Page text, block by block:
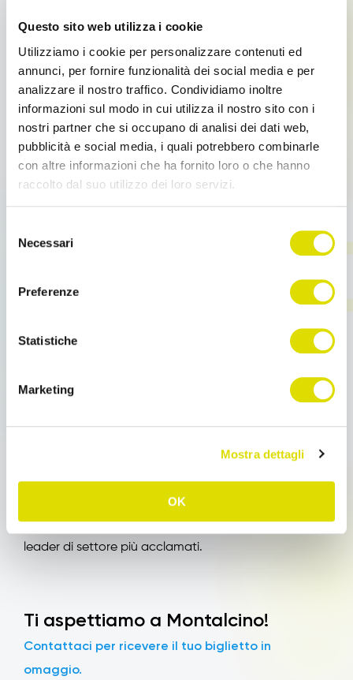
Questo sito web utilizza i cookie
Utilizziamo i cookie per personalizzare contenuti ed
annunci, per fornire funzionalità dei social media e per
analizzare il nostro traffico. Condividiamo inoltre
informazioni sul modo in cui utilizza il nostro sito con i
nostri partner che si occupano di analisi dei dati web,
pubblicità e social media, i quali potrebbero combinarle
con altre informazioni che ha fornito loro o che hanno
raccolto dal suo utilizzo dei loro servizi.
all'informativa:
https://www.ordersender.com/cookie-
delNecessari
Preferenze
Statistiche
Marketing
Mostra dettagli
OK
efficienza in tutto il processo di vendita.
OS Enterpriseè personalizzabile in base alle
esigenze e agli obiettivi della tua azienda,è in
grado digestire più di 500 mila articoli e funziona
anche offline,in assenza di connessione a Internet.
integra a qualsiasi ERP.
su App, Business Intelligenze e oltre 100 moduli
produzione viticola di altissima qualità, a una cantina
1978, produce vini straordinari, che hanno ottenuto
leader di settore più acclamati.
Ti aspettiamo a Montalcino!
Contattaci per ricevere il tuo biglietto in
omaggio.